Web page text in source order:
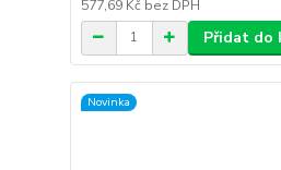
577,69 Kč bez DPH
Přidat do
Novinka